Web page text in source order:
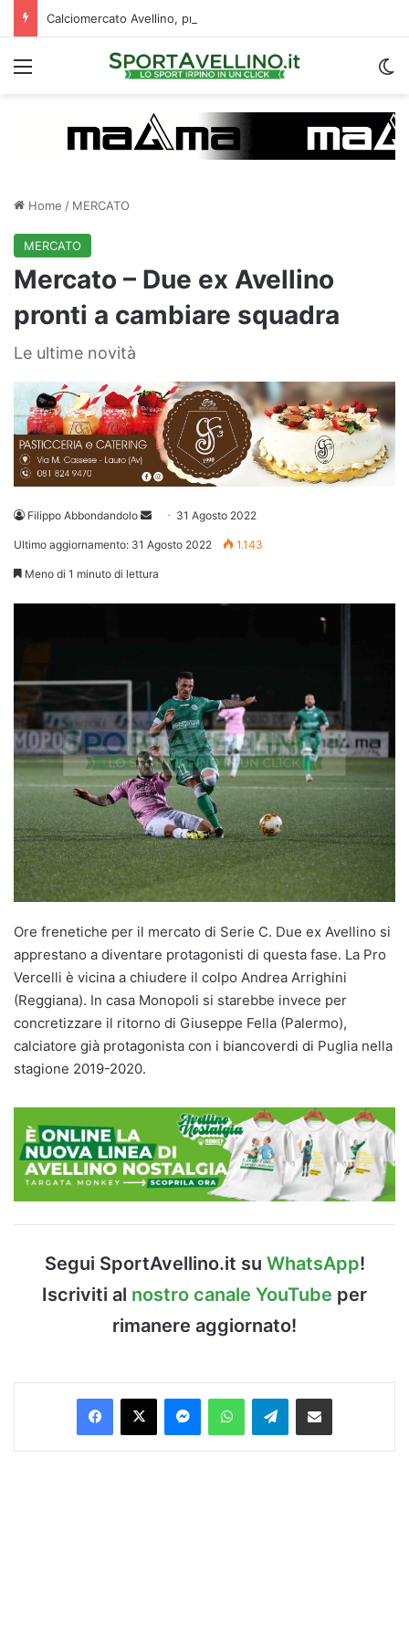
Menu
Home / MERCATO
MERCATO
Mercato – Due ex Avellino
pronti a cambiare squadra
Le ultime novità
Filippo Abbondandolo
Invia 31 Agosto 2022
Ultimo aggiornamento: 31 Agosto 2022 1.143
Meno di 1 minuto di lettura
Ore frenetiche per il mercato di Serie C. Due ex Avellino si
apprestano a diventare protagonisti di questa fase. La Pro
Vercelli è vicina a chiudere il colpo Andrea Arrighini
(Reggiana). In casa Monopoli si starebbe invece per
concretizzare il ritorno di Giuseppe Fella (Palermo),
calciatore già protagonista con i biancoverdi di Puglia nella
stagione 2019-2020.
Segui SportAvellino.it su WhatsApp!
Iscriviti al nostro canale YouTube per
rimanere aggiornato!
Facebook
X MessengerWhatsAppTelegramCondividi via Email